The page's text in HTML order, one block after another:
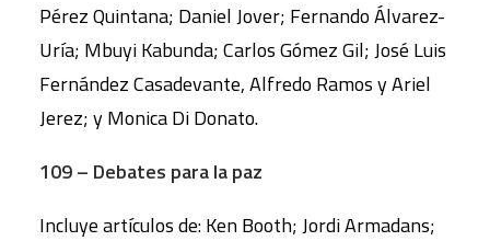
Pérez Quintana; Daniel Jover; Fernando Álvarez-
Uría; Mbuyi Kabunda; Carlos Gómez Gil; José Luis
Fernández Casadevante, Alfredo Ramos y Ariel
Jerez; y Monica Di Donato.
109 – Debates para la paz
Incluye artículos de: Ken Booth; Jordi Armadans;